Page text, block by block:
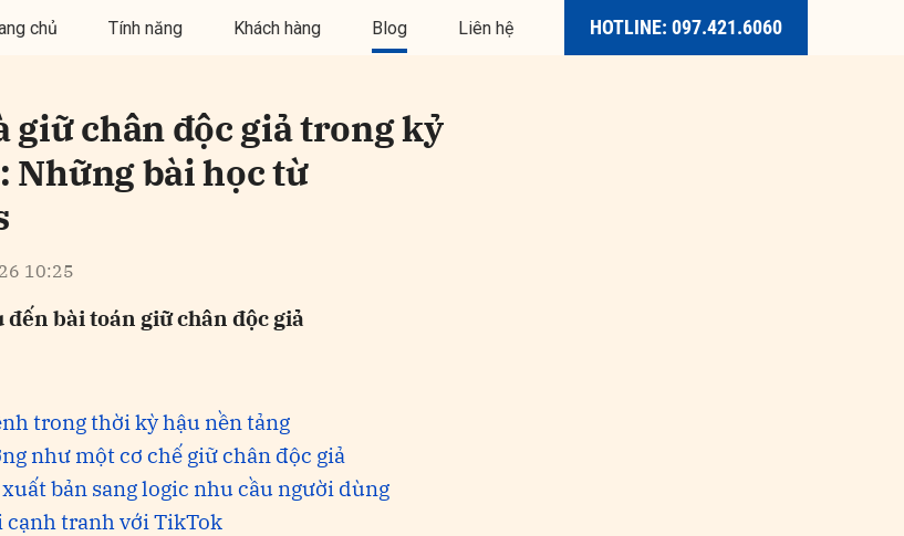
chủ Tính năng Khách hàng Blog Liên hệ HOTLINE: 097.421.6060
giữ chân độc giả trong kỷ
Những bài học từ
10:25
đến bài toán giữ chân độc giả
trong thời kỳ hậu nền tảng
như một cơ chế giữ chân độc giả
bản sang logic nhu cầu người dùng
cạnh tranh với TikTok